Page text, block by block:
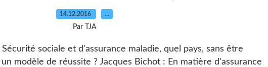
14.12.2016 …
Par TJA
sociale et d'assurance maladie, quel pays, sans être
modèle de réussite ? Jacques Bichot : En matière d'assurance